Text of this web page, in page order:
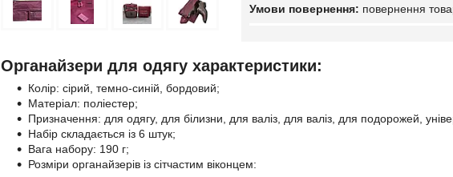
повернення
Органайзери для одягу характеристики:
Колір: сірий, темно-синій, бордовий;
Матеріал: поліестер;
Призначення: для одягу, для білизни, для валіз, для валіз, для подорожей,
Набір складається із 6 штук;
Вага набору: 190 г;
Розміри органайзерів із сітчастим віконцем: